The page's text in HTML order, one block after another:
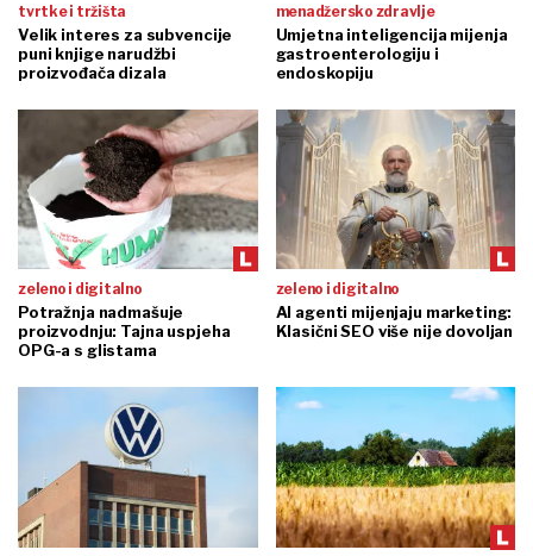
tvrtke i tržišta
Velik interes za subvencije
puni knjige narudžbi
proizvođača dizala
menadžersko zdravlje
Umjetna inteligencija mijenja
gastroenterologiju i
endoskopiju
zeleno i digitalno
Potražnja nadmašuje
proizvodnju: Tajna uspjeha
OPG-a s glistama
zeleno i digitalno
AI agenti mijenjaju marketing:
Klasični SEO više nije dovoljan